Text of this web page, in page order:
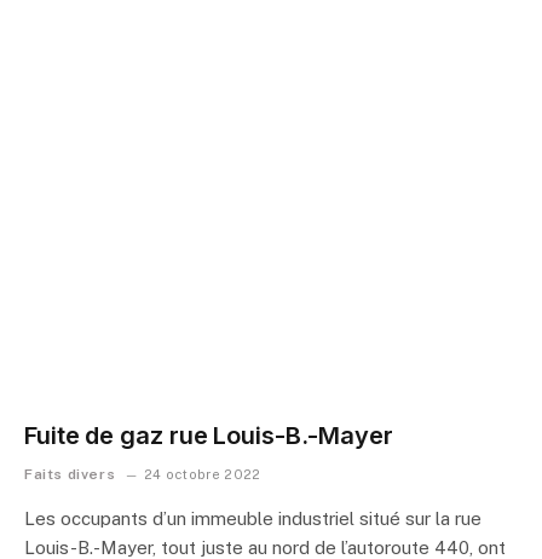
Fuite de gaz rue Louis-B.-Mayer
Faits divers 24 octobre 2022
Les occupants d’un immeuble industriel situé sur la rue
Louis-B.-Mayer, tout juste au nord de l’autoroute 440, ont